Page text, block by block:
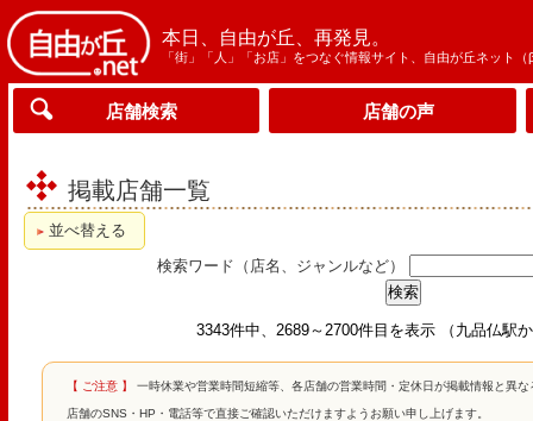
本日、自由が丘、再発見。
「街」「人」「お店」をつなぐ情報サイト、自由が丘ネット（
店舗検索 店舗の声
掲載店舗一覧
並べ替える
検索ワード（店名、ジャンルなど）
3343件中、2689～2700件目を表示 （九品仏駅
【 ご注意 】 一時休業や営業時間短縮等、各店舗の営業時間・定休日が掲載情報と異
店舗のSNS・HP・電話等で直接ご確認いただけますようお願い申し上げます。